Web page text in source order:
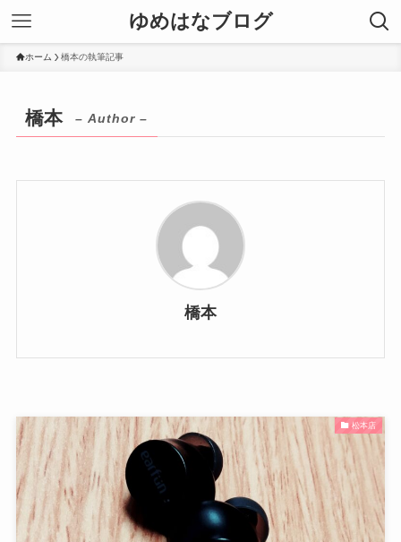
ゆめはなブログ
ホーム 橋本の執筆記事
橋本 – Author –
橋本
松本店